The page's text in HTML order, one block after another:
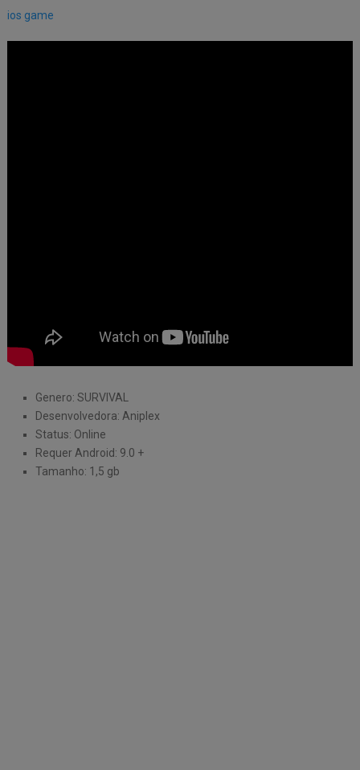
ios game
Genero: SURVIVAL
Desenvolvedora: Aniplex
Status: Online
Requer Android: 9.0 +
Tamanho: 1,5 gb